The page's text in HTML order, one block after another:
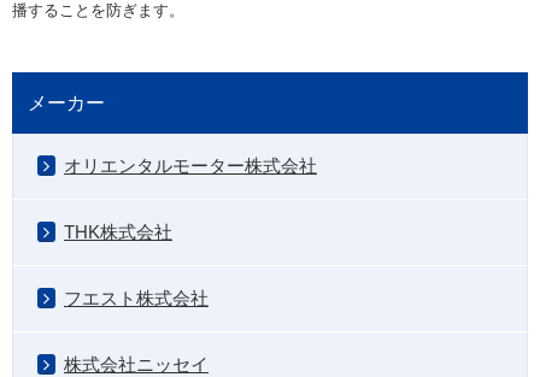
播することを防ぎます。
メーカー
オリエンタルモーター株式会社
THK株式会社
フエスト株式会社
株式会社ニッセイ